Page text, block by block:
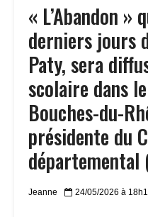
« L’Abandon »
derniers jours
Paty, sera
scolaire dans
Bouches-du-
présidente du
départemental
Jeanne 24/05/2026 à